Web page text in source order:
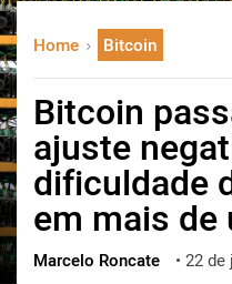
日本語
русский
한국어
العربية
ქართული
Home Bitcoin
Bitcoin
ajuste
dificuldade
em mais de
Marcelo Roncate • 22 de